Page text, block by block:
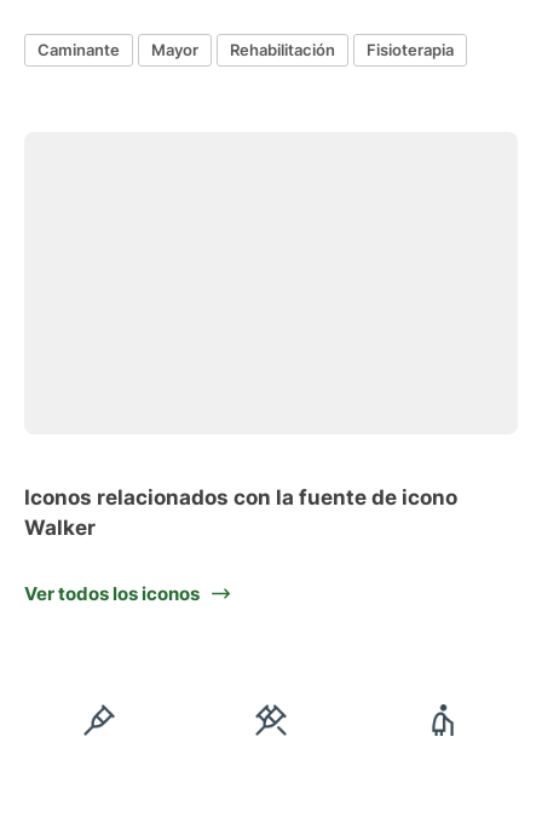
Caminante Mayor Rehabilitación Fisioterapia
Iconos relacionados con la fuente de icono
Walker
Ver todos los iconos